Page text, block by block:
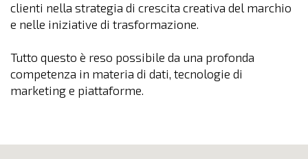
clienti nella strategia di crescita creativa del marchio
e nelle iniziative di trasformazione.
Tutto questo è reso possibile da una profonda
competenza in materia di dati, tecnologie di
marketing e piattaforme.